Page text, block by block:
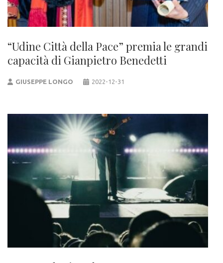
“Udine Città della Pace” premia le grandi
capacità di Gianpietro Benedetti
GIUSEPPE LONGO 2022-12-31